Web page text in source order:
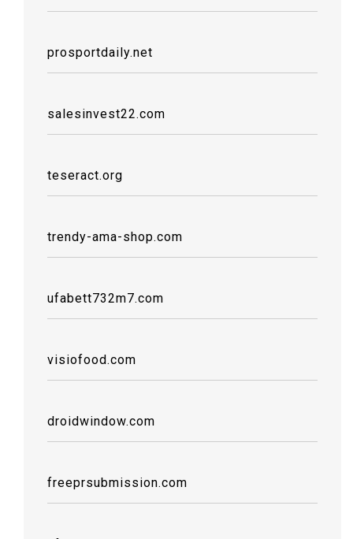
prosportdaily.net
salesinvest22.com
teseract.org
trendy-ama-shop.com
ufabett732m7.com
visiofood.com
droidwindow.com
freeprsubmission.com